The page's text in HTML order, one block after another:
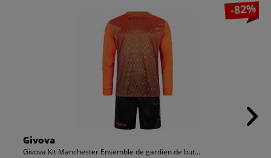
-82%
Givova
Givova Kit Manchester Ensemble de gardien de but...